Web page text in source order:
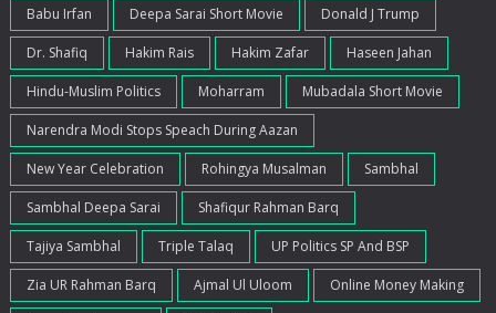
Babu Irfan Deepa Sarai Short Movie Donald J Trump
Dr. Shafiq Hakim Rais Hakim Zafar Haseen Jahan
Hindu-Muslim Politics Moharram Mubadala Short Movie
Narendra Modi Stops Speach During Aazan
New Year Celebration Rohingya Musalman Sambhal
Sambhal Deepa Sarai Shafiqur Rahman Barq
Tajiya Sambhal Triple Talaq UP Politics SP And BSP
Zia UR Rahman Barq Ajmal Ul Uloom Online Money Making